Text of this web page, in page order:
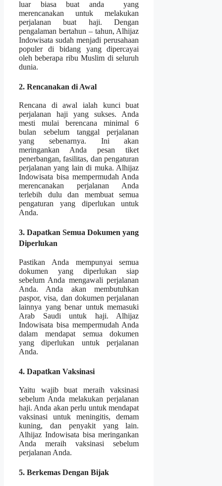
luar biasa buat anda yang
merencanakan untuk melakukan
perjalanan buat haji. Dengan
pengalaman bertahun – tahun, Alhijaz
Indowisata sudah menjadi perusahaan
populer di bidang yang dipercayai
oleh beberapa ribu Muslim di seluruh
dunia.
2. Rencanakan di Awal
Rencana di awal ialah kunci buat
perjalanan haji yang sukses. Anda
mesti mulai berencana minimal 6
bulan sebelum tanggal perjalanan
yang sebenarnya. Ini akan
meringankan Anda pesan tiket
penerbangan, fasilitas, dan pengaturan
perjalanan yang lain di muka. Alhijaz
Indowisata bisa mempermudah Anda
merencanakan perjalanan Anda
terlebih dulu dan membuat semua
pengaturan yang diperlukan untuk
Anda.
3. Dapatkan Semua Dokumen yang
Diperlukan
Pastikan Anda mempunyai semua
dokumen yang diperlukan siap
sebelum Anda mengawali perjalanan
Anda. Anda akan membutuhkan
paspor, visa, dan dokumen perjalanan
lainnya yang benar untuk memasuki
Arab Saudi untuk haji. Alhijaz
Indowisata bisa mempermudah Anda
dalam mendapat semua dokumen
yang diperlukan untuk perjalanan
Anda.
4. Dapatkan Vaksinasi
Yaitu wajib buat meraih vaksinasi
sebelum Anda melakukan perjalanan
haji. Anda akan perlu untuk mendapat
vaksinasi untuk meningitis, demam
kuning, dan penyakit yang lain.
Alhijaz Indowisata bisa meringankan
Anda meraih vaksinasi sebelum
perjalanan Anda.
5. Berkemas Dengan Bijak